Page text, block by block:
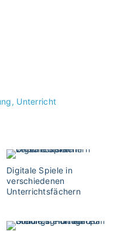
Unterricht
Digitale Spiele in
verschiedenen
Unterrichtsfächern